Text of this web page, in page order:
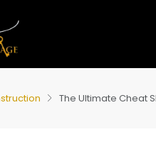
The Ultimate Cheat